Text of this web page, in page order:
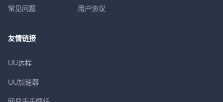
常见问题 用户协议
友情链接
UU远程
UU加速器